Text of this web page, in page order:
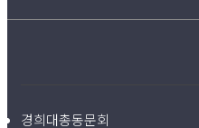
경희대총동문회